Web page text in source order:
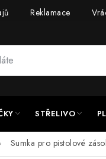
Reklamace
STŘELIVO
Sumka pro pistolové